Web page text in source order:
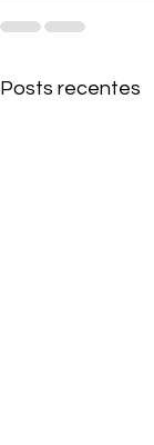
Posts recentes